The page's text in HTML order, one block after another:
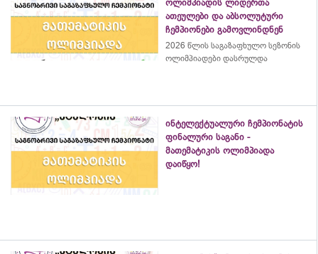
ოლიმპიადის ლიდერთა
ათეულები და აბსოლუტური
ჩემპიონები გამოვლინდნენ
2026 წლის საგაზაფხულო სეზონის
ოლიმპიადები დასრულდა
ინტელექტუალური ჩემპიონატის
ფინალური საგანი -
მათემატიკის ოლიმპიადა
დაიწყო!